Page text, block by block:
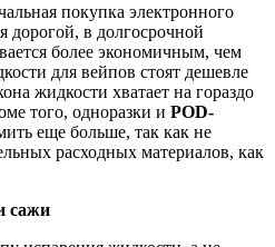
покупка электронного
дорогой, в долгосрочной
более экономичным, чем
для вейпов стоят дешевле
жидкости хватает на гораздо
того, одноразки и POD-
еще больше, так как не
расходных материалов, как
сажи